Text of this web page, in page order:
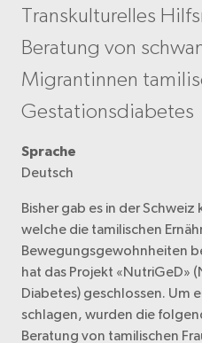
Transkulturelles
Beratung von
Migrantinnen
Gestationsdiabetes
Sprache
Deutsch
Bisher gab es in der
welche die tamilischen
Bewegungsgewohnheiten
hat das Projekt «NutriGeD»
Diabetes) geschlossen. Um
schlagen, wurden die
Beratung von tamilischen